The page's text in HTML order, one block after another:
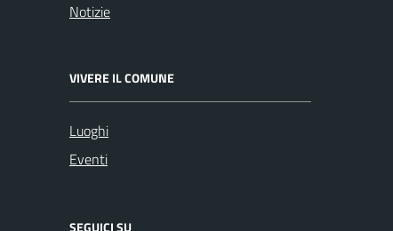
Notizie
VIVERE IL COMUNE
Luoghi
Eventi
SEGUICI SU